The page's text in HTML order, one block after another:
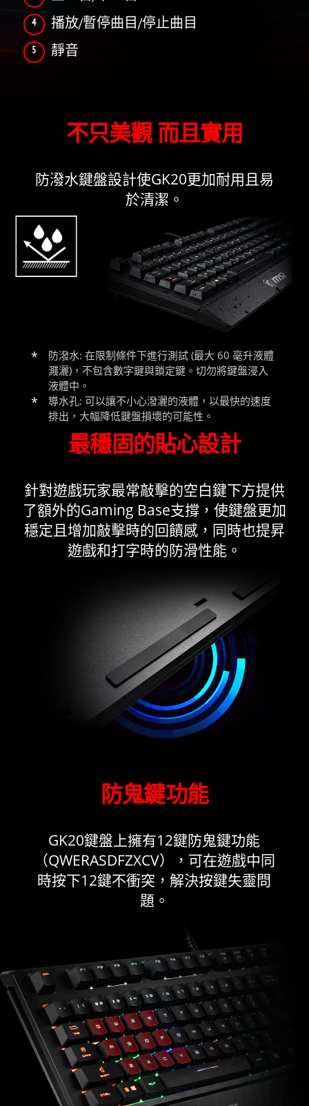
播放/暫停曲目/停止曲目
靜音
不只美觀 而且實用
防潑水鍵盤設計使GK20更加耐用且易
於清潔。
防潑水: 在限制條件下進行測試 (最大 60 毫升液體
濺灑)，不包含數字鍵與鎖定鍵。切勿將鍵盤浸入
液體中。
導水孔: 可以讓不小心潑灑的液體，以最快的速度
排出，大幅降低鍵盤損壞的可能性。
最穩固的貼心設計
針對遊戲玩家最常敲擊的空白鍵下方提供
了額外的Gaming Base支撐，使鍵盤更加
穩定且增加敲擊時的回饋感，同時也提昇
遊戲和打字時的防滑性能。
防鬼鍵功能
GK20鍵盤上擁有12鍵防鬼鍵功能
（QWERASDFZXCV），可在遊戲中同
時按下12鍵不衝突，解決按鍵失靈問
題。